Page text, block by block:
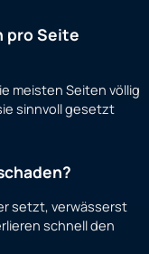
pro Seite
meisten Seiten völlig
sinnvoll gesetzt
setzt, verwässerst
schnell den